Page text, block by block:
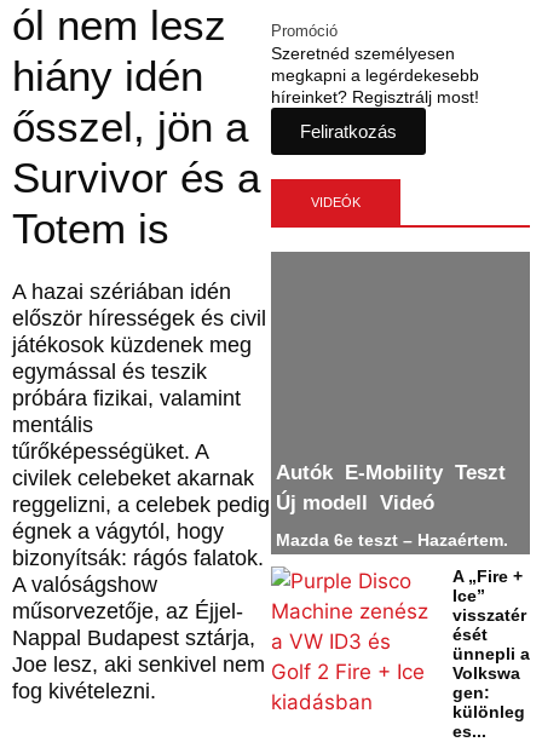
ól nem lesz
hiány idén
ősszel, jön a
Survivor és a
Totem is
A hazai szériában idén
először hírességek és civil
játékosok küzdenek meg
egymással és teszik
próbára fizikai, valamint
mentális
tűrőképességüket. A
civilek celebeket akarnak
reggelizni, a celebek pedig
égnek a vágytól, hogy
bizonyítsák: rágós falatok.
A valóságshow
műsorvezetője, az Éjjel-
Nappal Budapest sztárja,
Joe lesz, aki senkivel nem
fog kivételezni.
Szeretnéd személyesen
megkapni a legérdekesebb
híreinket? Regisztrálj most!
Feliratkozás
Promóció
VIDEÓK
Autók E-Mobility Teszt
Új modell Videó
Mazda 6e teszt – Hazaértem.
A „Fire +
Ice”
visszatér
ését
ünnepli a
Volkswa
gen:
különleg
es...